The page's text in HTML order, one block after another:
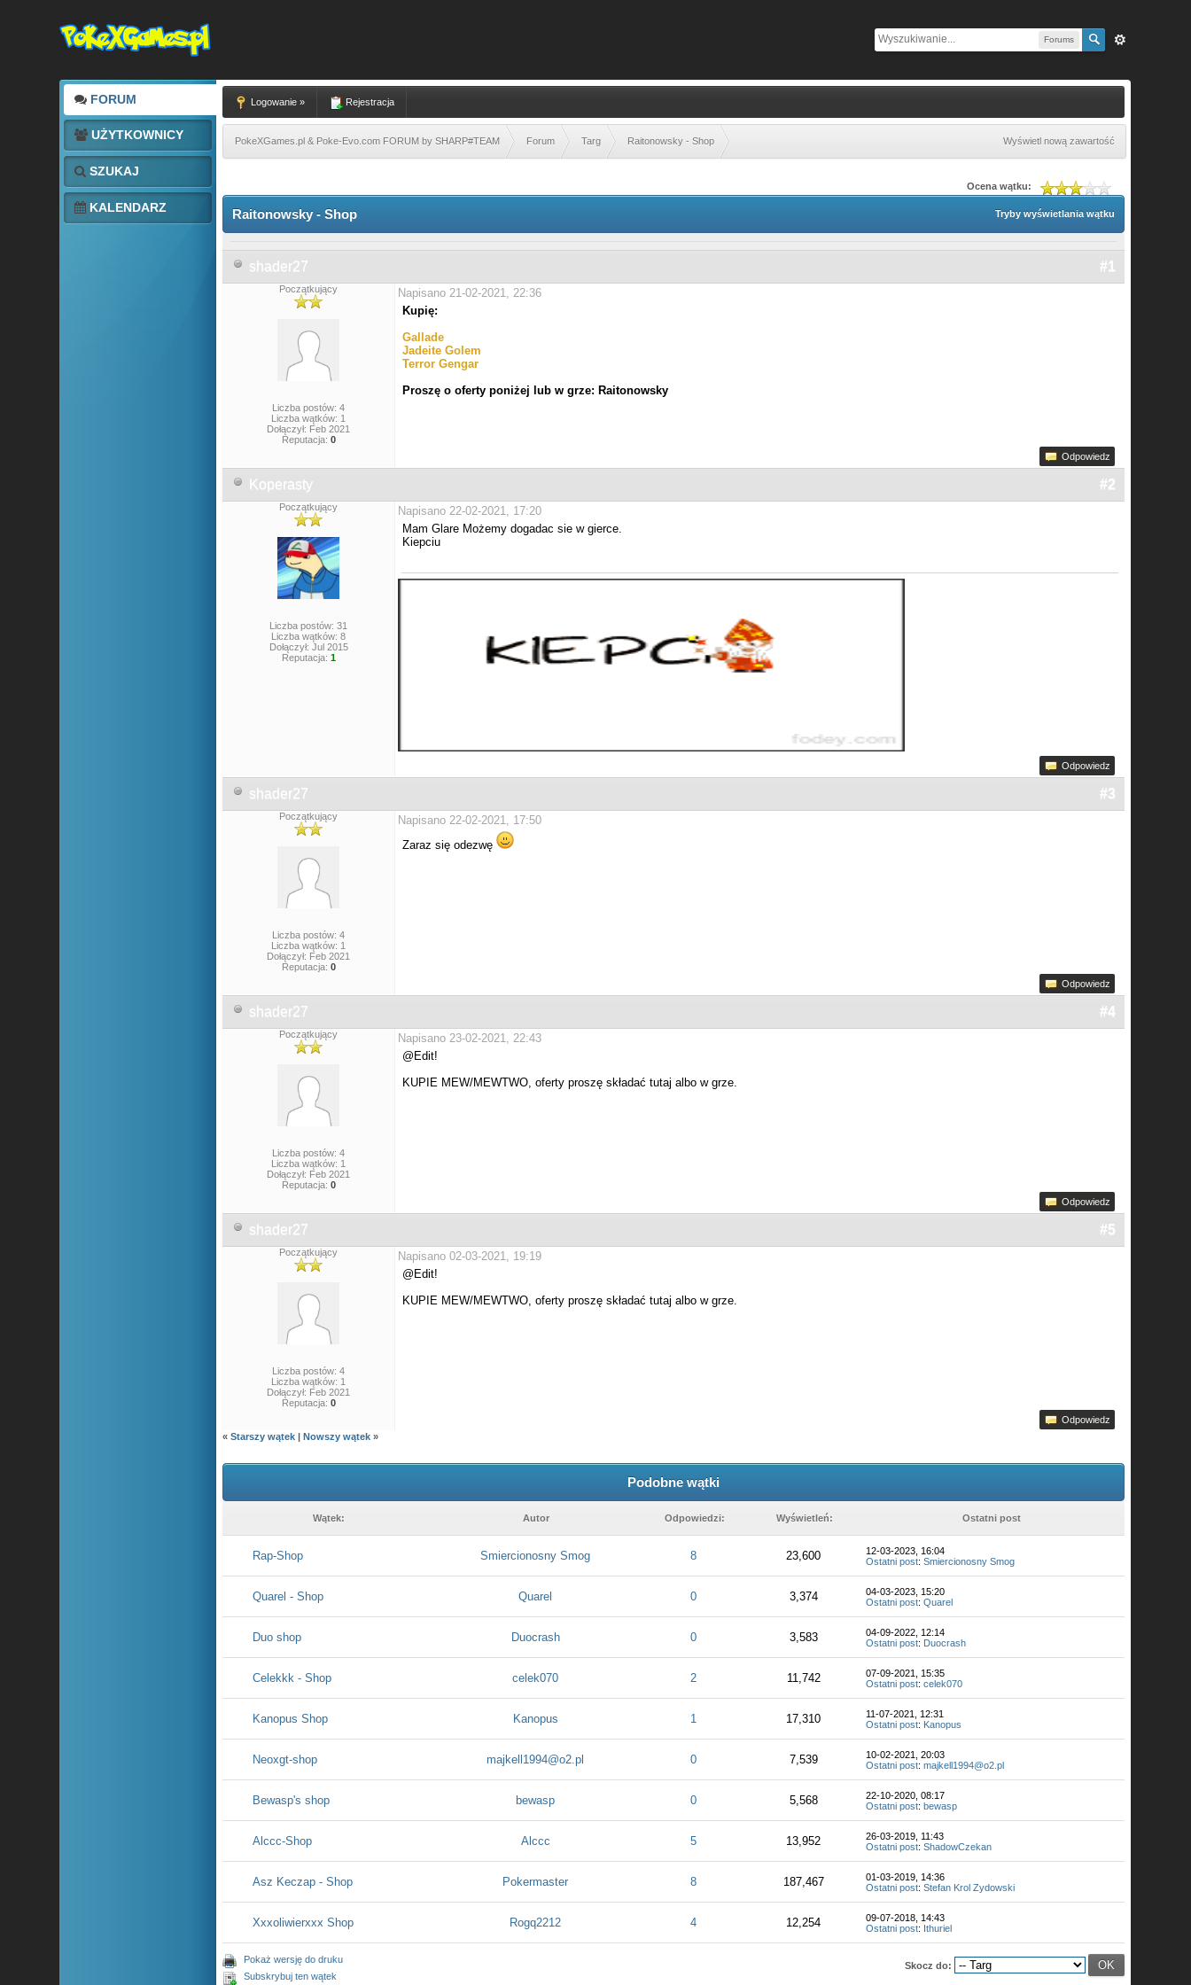
Forums
FORUM
UŻYTKOWNICY
SZUKAJ
KALENDARZ
Logowanie » Rejestracja
PokeXGames.pl & Poke-Evo.com FORUM by SHARP#TEAM Forum Targ Raitonowsky - Shop Wyświetl nową zawartość
Ocena wątku:
1 głosów - średnia: 3
1
2
3
4
5
Tryby wyświetlania wątku
Raitonowsky - Shop
shader27 #1
Początkujący
Liczba postów: 4
Liczba wątków: 1
Dołączył: Feb 2021
Reputacja: 0
Napisano 21-02-2021, 22:36
Kupię:
Gallade
Jadeite Golem
Terror Gengar
Proszę o oferty poniżej lub w grze: Raitonowsky
Odpowiedz
Koperasty #2
Początkujący
Liczba postów: 31
Liczba wątków: 8
Dołączył: Jul 2015
Reputacja: 1
Napisano 22-02-2021, 17:20
Mam Glare Możemy dogadac sie w gierce.
Kiepciu
Odpowiedz
shader27 #3
Początkujący
Liczba postów: 4
Liczba wątków: 1
Dołączył: Feb 2021
Reputacja: 0
Napisano 22-02-2021, 17:50
Zaraz się odezwę
Odpowiedz
shader27 #4
Początkujący
Liczba postów: 4
Liczba wątków: 1
Dołączył: Feb 2021
Reputacja: 0
Napisano 23-02-2021, 22:43
@Edit!
KUPIE MEW/MEWTWO, oferty proszę składać tutaj albo w grze.
Odpowiedz
shader27 #5
Początkujący
Liczba postów: 4
Liczba wątków: 1
Dołączył: Feb 2021
Reputacja: 0
Napisano 02-03-2021, 19:19
@Edit!
KUPIE MEW/MEWTWO, oferty proszę składać tutaj albo w grze.
Odpowiedz
«Starszy wątek |Nowszy wątek »
Podobne wątki
Wątek: Autor Odpowiedzi: Wyświetleń: Ostatni post
Rap-Shop Smiercionosny Smog 8 23,600
12-03-2023, 16:04
Ostatni post:Smiercionosny Smog
Quarel - Shop Quarel 0 3,374
04-03-2023, 15:20
Ostatni post:Quarel
Duo shop Duocrash 0 3,583
04-09-2022, 12:14
Ostatni post: Duocrash
Celekkk - Shop celek070 2 11,742
07-09-2021, 15:35
Ostatni post:celek070
Kanopus Shop Kanopus 1 17,310
11-07-2021, 12:31
Ostatni post: Kanopus
Neoxgt-shop majkell1994@o2.pl 0 7,539
10-02-2021, 20:03
Ostatni post:majkell1994@o2.pl
Bewasp's shop bewasp 0 5,568
22-10-2020, 08:17
Ostatni post:bewasp
Alccc-Shop Alccc 5 13,952
26-03-2019, 11:43
Ostatni post:ShadowCzekan
Asz Keczap - Shop Pokermaster 8 187,467
01-03-2019, 14:36
Ostatni post:Stefan Krol Zydowski
Xxxoliwierxxx Shop Rogq2212 4 12,254
09-07-2018, 14:43
Ostatni post: Ithuriel
Pokaż wersję do druku
Subskrybuj ten wątek
Skocz do: